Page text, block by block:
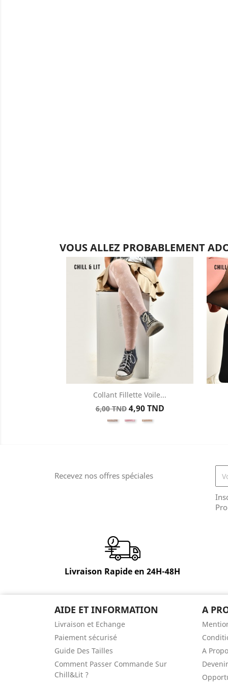
VOUS ALLEZ PROBABLEMENT
Collant Fillette Voile...
Prix
6,00 TND Prix
4,90 TND

Recevez nos offres spéciales
Livraison Rapide en 24H-48H
AIDE ET INFORMATION
Livraison et Echange
Paiement sécurisé
Guide Des Tailles
Comment Passer Commande Sur
Chill&Lit ?
A
A